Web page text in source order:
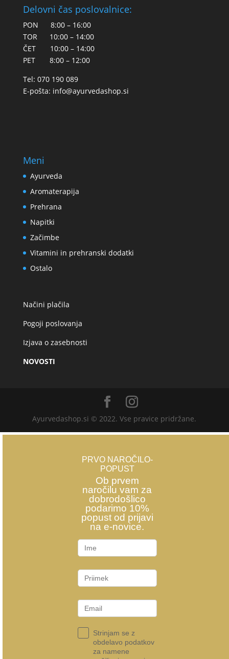
Delovni čas poslovalnice:
PON 8:00 – 16:00
TOR 10:00 – 14:00
ČET 10:00 – 14:00
PET 8:00 – 12:00
Tel: 070 190 089
E-pošta: info@ayurvedashop.si
Meni
Ayurveda
Aromaterapija
Prehrana
Napitki
Začimbe
Vitamini in prehranski dodatki
Ostalo
Načini plačila
Pogoji poslovanja
Izjava o zasebnosti
NOVOSTI
Ayurvedashop.si © 2022. Vse pravice pridržane.
PRVO NAROČILO-
POPUST
Ob prvem
naročilu vam za
dobrodošlico
podarimo 10%
popust od prijavi
na e-novice.
Strinjam se z
obdelavo podatkov
za namene